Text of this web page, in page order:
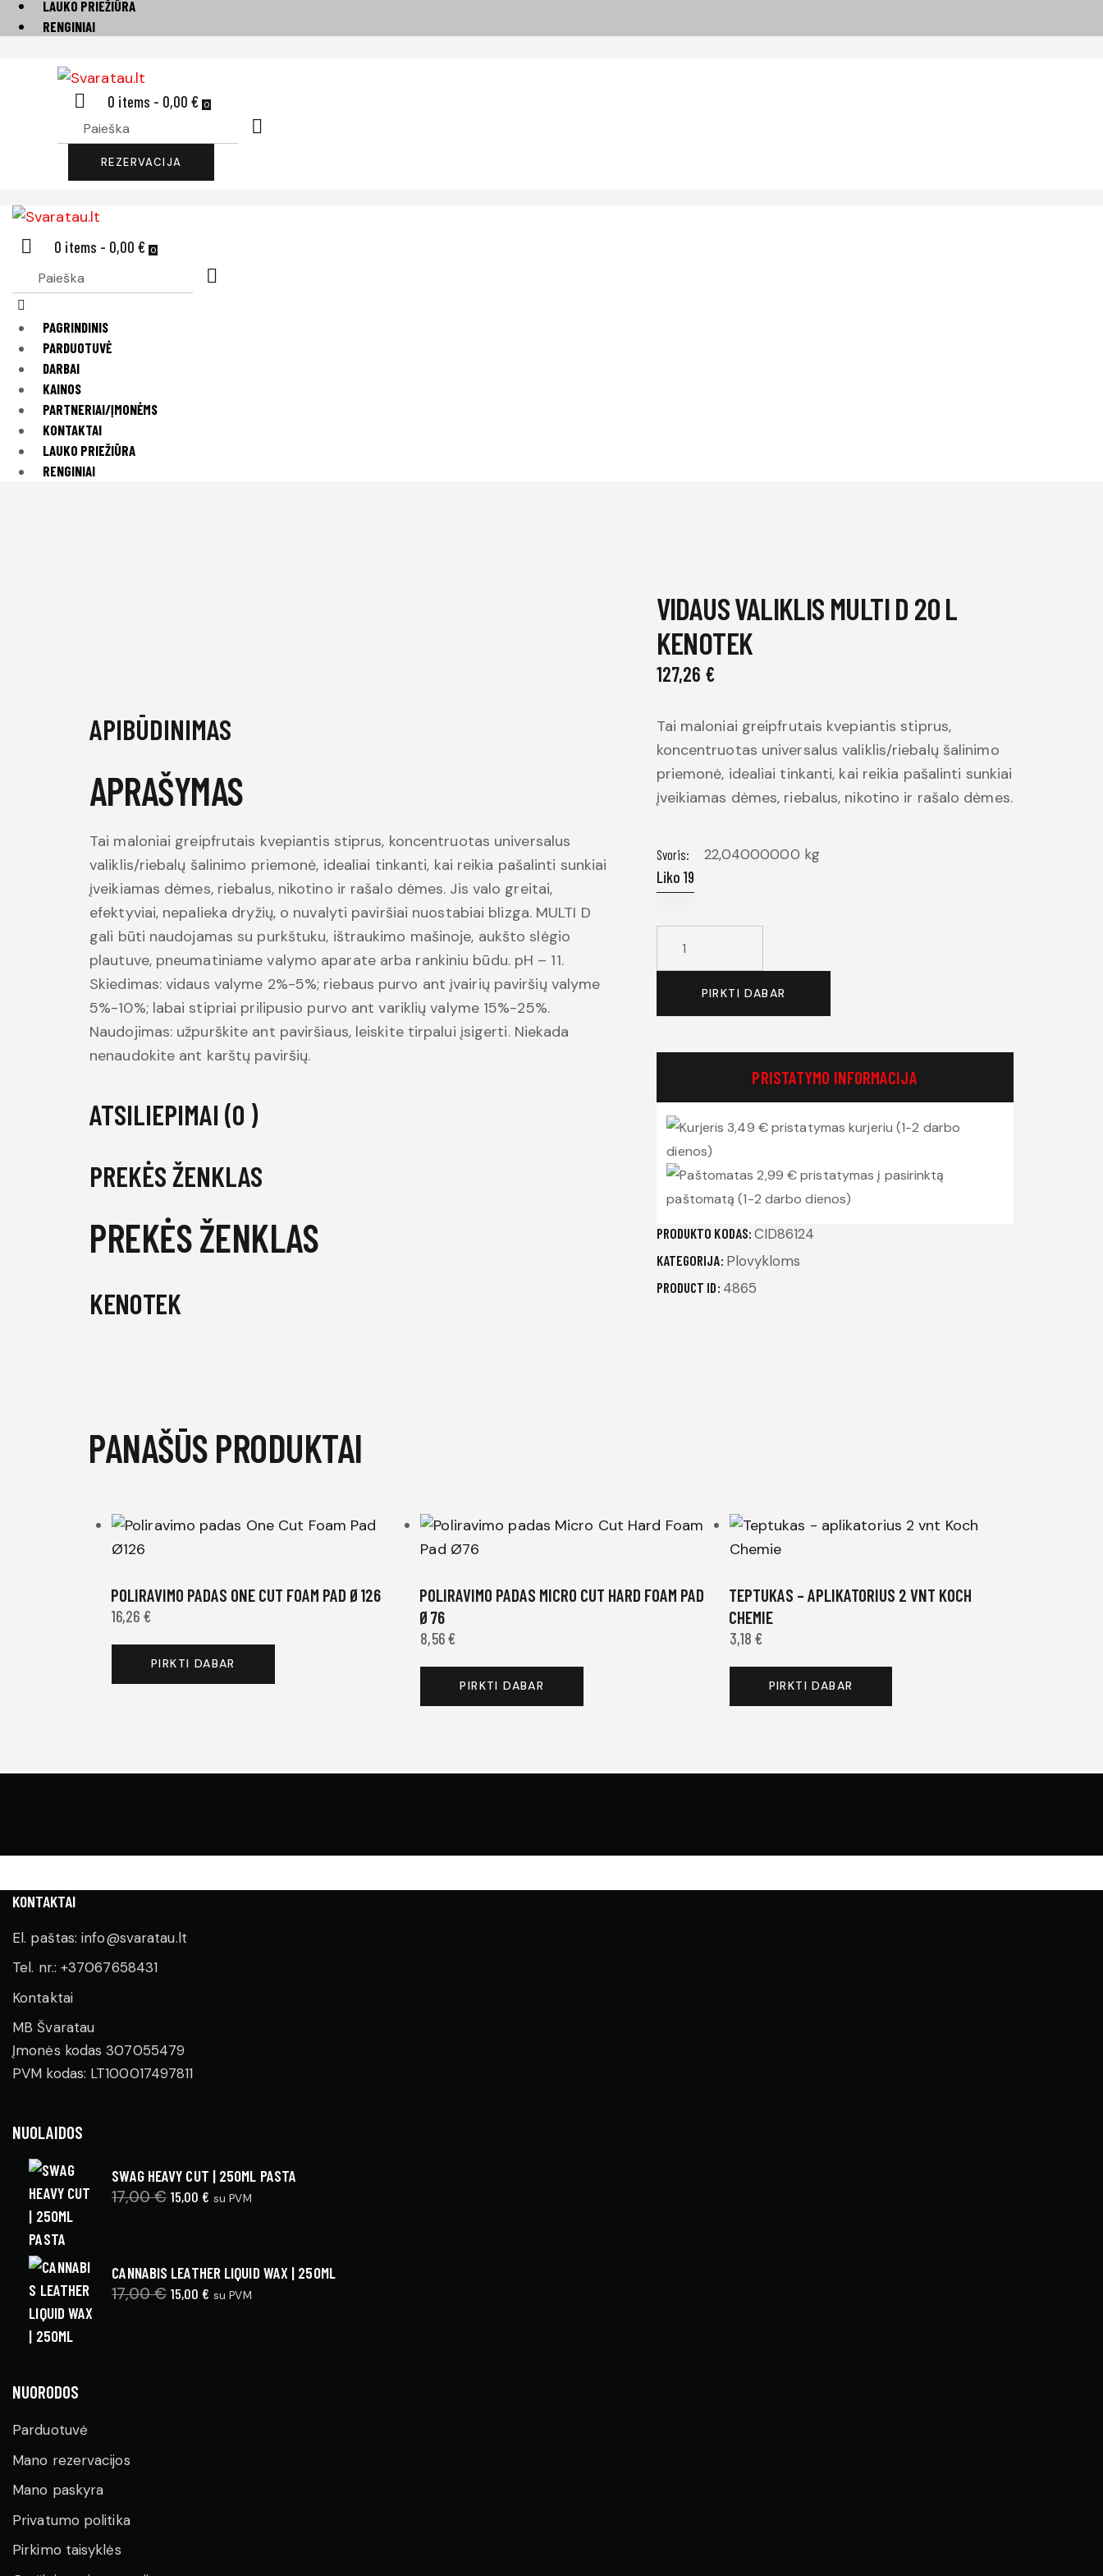
LAUKO PRIEŽIŪRA
RENGINIAI
0 items - 0,00 € 0
REZERVACIJA
0 items - 0,00 € 0
PAGRINDINIS
PARDUOTUVĖ
DARBAI
KAINOS
PARTNERIAI/ĮMONĖMS
KONTAKTAI
LAUKO PRIEŽIŪRA
RENGINIAI
VIDAUS VALIKLIS MULTI D 20 L
KENOTEK
127,26 €
Tai maloniai greipfrutais kvepiantis stiprus,
koncentruotas universalus valiklis/riebalų šalinimo
priemonė, idealiai tinkanti, kai reikia pašalinti sunkiai
įveikiamas dėmes, riebalus, nikotino ir rašalo dėmes.
Svoris 22,04000000 kg
Liko 19
Vidaus
D
l
Kenotek
PIRKTI DABAR
PRISTATYMO INFORMACIJA
3,49 € pristatymas kurjeriu (1-2 darbo
dienos)
2,99 € pristatymas į pasirinktą
paštomatą (1-2 darbo dienos)
PRODUKTO KODAS:CID86124
KATEGORIJA: Plovykloms
PRODUCT ID: 4865
APIBŪDINIMAS
APRAŠYMAS
Tai maloniai greipfrutais kvepiantis stiprus, koncentruotas universalus
valiklis/riebalų šalinimo priemonė, idealiai tinkanti, kai reikia pašalinti sunkiai
įveikiamas dėmes, riebalus, nikotino ir rašalo dėmes. Jis valo greitai,
efektyviai, nepalieka dryžių, o nuvalyti paviršiai nuostabiai blizga. MULTI D
gali būti naudojamas su purkštuku, ištraukimo mašinoje, aukšto slėgio
plautuve, pneumatiniame valymo aparate arba rankiniu būdu. pH – 11.
Skiedimas: vidaus valyme 2%-5%; riebaus purvo ant įvairių paviršių valyme
5%-10%; labai stipriai prilipusio purvo ant variklių valyme 15%-25%.
Naudojimas: užpurškite ant paviršiaus, leiskite tirpalui įsigerti. Niekada
nenaudokite ant karštų paviršių.
ATSILIEPIMAI (0 )
PREKĖS ŽENKLAS
PREKĖS ŽENKLAS
KENOTEK
PANAŠŪS PRODUKTAI
POLIRAVIMO PADAS ONE CUT FOAM PAD Ø126
16,26 €
PIRKTI DABAR
POLIRAVIMO PADAS MICRO CUT HARD FOAM PAD
Ø76
8,56€
PIRKTI DABAR
TEPTUKAS – APLIKATORIUS 2 VNT KOCH
CHEMIE
3,18€
PIRKTI DABAR
KONTAKTAI
El. paštas: info@svaratau.lt
Tel. nr.: +37067658431
Kontaktai
MB Švaratau
Įmonės kodas 307055479
PVM kodas: LT100017497811
NUOLAIDOS
SWAG HEAVY CUT | 250ML PASTA
17,00€ Original
17,00 €.
15,00 € Current
15,00 €.
su PVM
CANNABIS LEATHER LIQUID WAX | 250ML
17,00€ Original
15,00 € Current
su PVM
NUORODOS
Parduotuvė
Mano rezervacijos
Mano paskyra
Privatumo politika
Pirkimo taisyklės